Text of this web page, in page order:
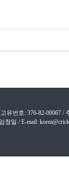
유번호: 376-82-00067
창일 / E-mail: